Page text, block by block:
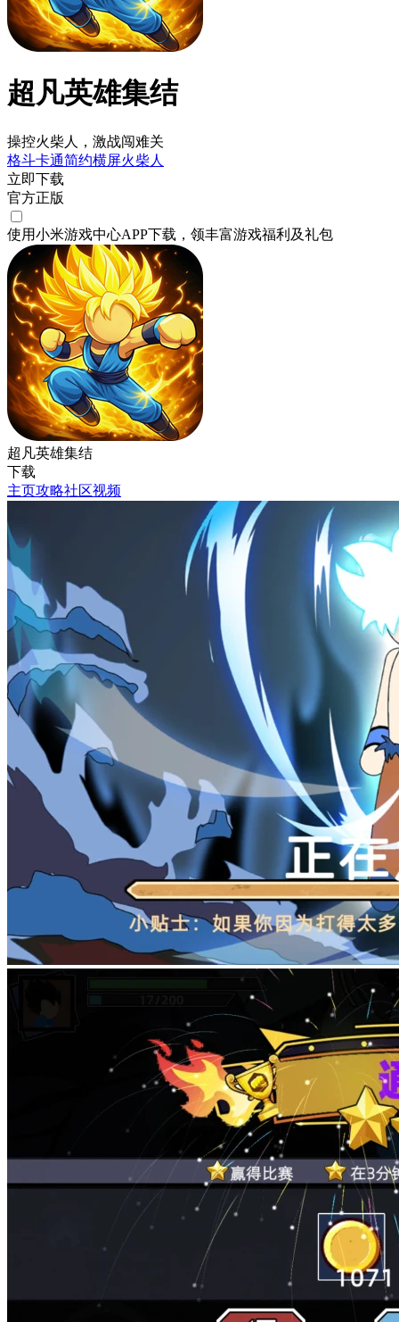
超凡英雄集结
操控火柴人，激战闯难关
格斗卡通简约横屏火柴人
立即下载
官方正版
使用小米游戏中心APP下载 ，领丰富游戏福利 及礼包
超凡英雄集结
下载
主页攻略社区视频